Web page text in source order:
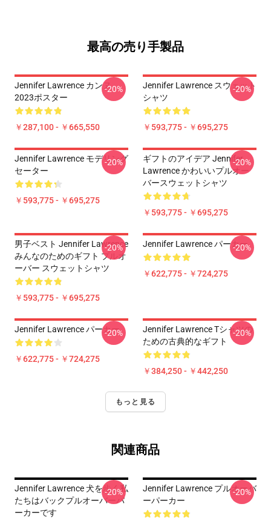
最高の売り手製品
Jennifer Lawrence カンヌ
2023ポスター
￥287,100 - ￥665,550
-20%
Jennifer Lawrence スウェット
シャツ
￥593,775 - ￥695,275
-20%
Jennifer Lawrence モデリング
セーター
￥593,775 - ￥695,275
-20%
ギフトのアイデア Jennifer
Lawrence かわいいプルオー
バースウェットシャツ
￥593,775 - ￥695,275
-20%
男子ベスト Jennifer Lawrence
みんなのためのギフト プルオ
ーバー スウェットシャツ
￥593,775 - ￥695,275
-20% Jennifer Lawrence パーカー
￥622,775 - ￥724,275
-20%
Jennifer Lawrence パーカー
￥622,775 - ￥724,275
-20%
Jennifer Lawrence Tシャツの
ための古典的なギフト
￥384,250 - ￥442,250
-20%
もっと見る
関連商品
Jennifer Lawrence 犬を歩く私
たちはバックプルオーバーパ
ーカーです
-20%
Jennifer Lawrence プルオーバ
ーパーカー
-20%